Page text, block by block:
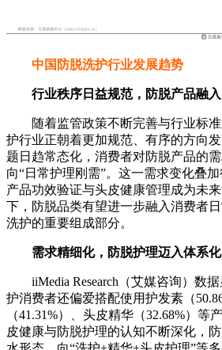
需求精细化，防脱护理迈入体系化
iiMedia Research（艾媒咨询）数据
护消费者还偏爱搭配使用护发素（
（41.31%）、头皮精华（32.68%）等
水形态，向“洗护+精华+头皮护理”等
皮精华、护发精油等品类的增速尤为
争走向体系化护理。